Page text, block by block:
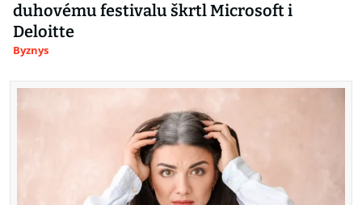
duhovému festivalu škrtl Microsoft i
Deloitte
Byznys